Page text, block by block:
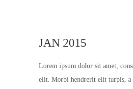
JAN 2015
Lorem ipsum dolor sit amet,
elit. Morbi hendrerit elit turpis,